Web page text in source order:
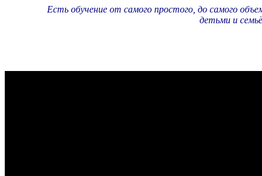
Есть обучение от самого простого, до самого
детьми и